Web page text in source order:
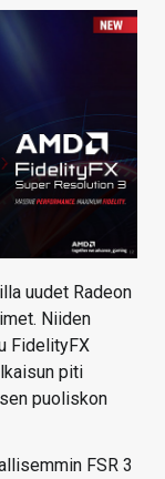
uudet Radeon
Niiden
FidelityFX
piti
puoliskon
FSR 3